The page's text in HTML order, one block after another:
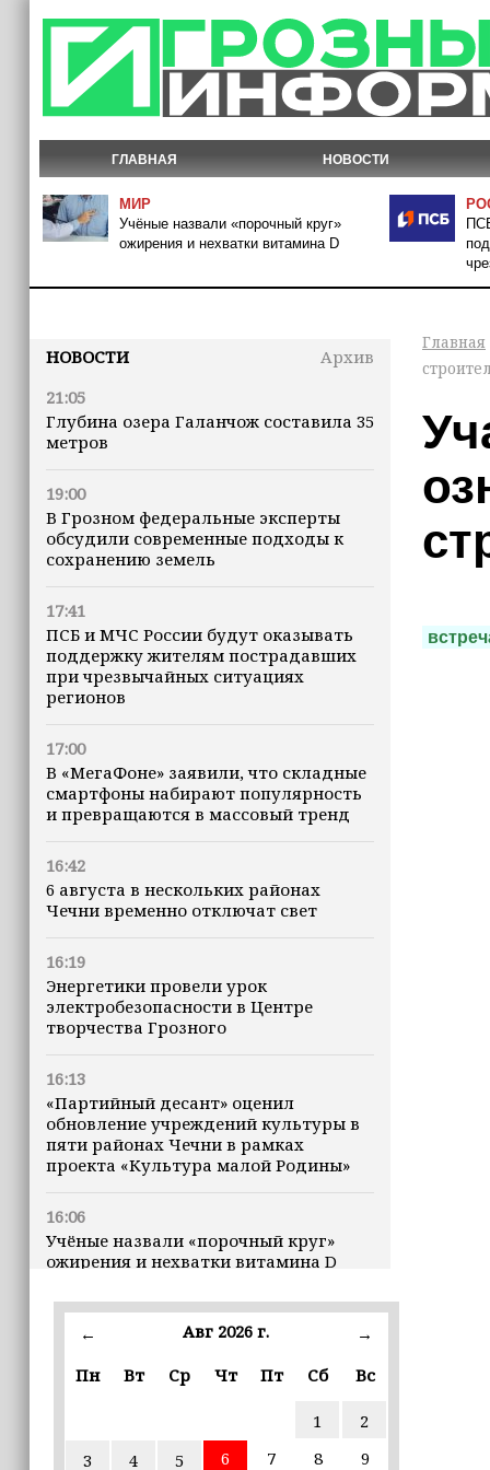
ГЛАВНАЯ НОВОСТИ
МИР
Учёные назвали «порочный круг»
ожирения и нехватки витамина D
НОВОСТИ
Архив
21:05
Глубина озера Галанчож составила 35
метров
19:00
В Грозном федеральные эксперты
обсудили современные подходы к
сохранению земель
17:41
ПСБ и МЧС России будут оказывать
поддержку жителям пострадавших
при чрезвычайных ситуациях
регионов
17:00
В «МегаФоне» заявили, что складные
смартфоны набирают популярность
и превращаются в массовый тренд
16:42
6 августа в нескольких районах
Чечни временно отключат свет
16:19
Энергетики провели урок
электробезопасности в Центре
творчества Грозного
16:13
«Партийный десант» оценил
обновление учреждений культуры в
пяти районах Чечни в рамках
проекта «Культура малой Родины»
16:06
Учёные назвали «порочный круг»
ожирения и нехватки витамина D
16:00
В Чеченской Республике начинается
избирательные комиссии
← Авг 2026 г.
→
Пн
Вт Ср Чт Пт Сб Вс
1
2
3
4 5 6 7 8
9
Главная